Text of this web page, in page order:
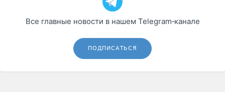
Все главные новости в нашем Telegram‑канале
ПОДПИСАТЬСЯ